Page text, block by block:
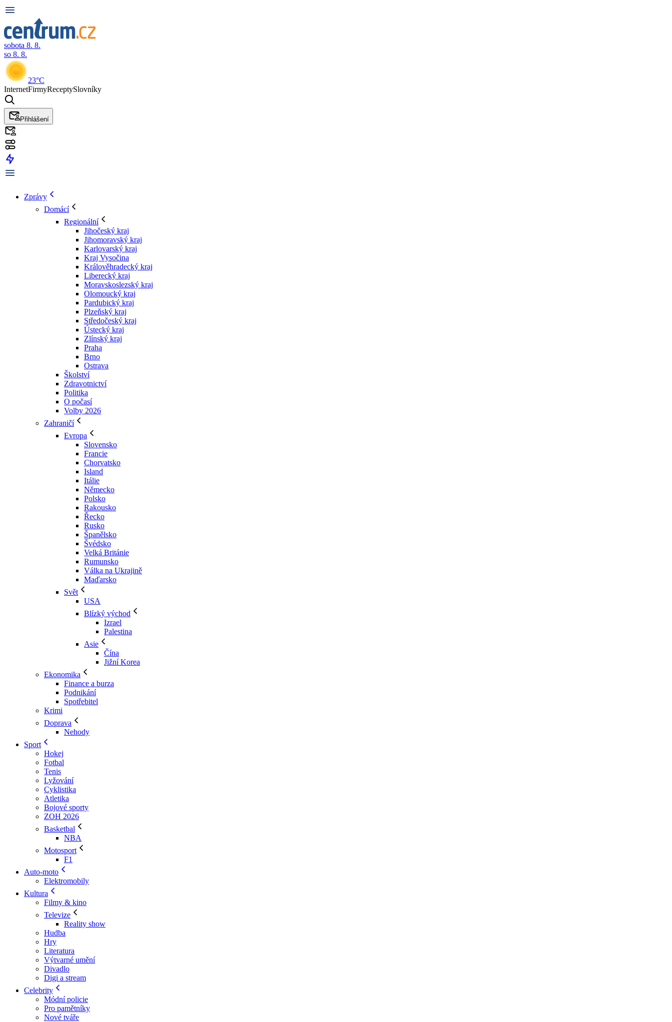
sobota 8. 8.
so 8. 8.
23°C
InternetFirmyReceptySlovníky
Přihlášení
Zprávy
Domácí
Regionální
Jihočeský kraj
Jihomoravský kraj
Karlovarský kraj
Kraj Vysočina
Králověhradecký kraj
Liberecký kraj
Moravskoslezský kraj
Olomoucký kraj
Pardubický kraj
Plzeňský kraj
Středočeský kraj
Ústecký kraj
Zlínský kraj
Praha
Brno
Ostrava
Školství
Zdravotnictví
Politika
O počasí
Volby 2026
Zahraničí
Evropa
Slovensko
Francie
Chorvatsko
Island
Itálie
Německo
Polsko
Rakousko
Řecko
Rusko
Španělsko
Švédsko
Velká Británie
Rumunsko
Válka na Ukrajině
Maďarsko
Svět
USA
Blízký východ
Izrael
Palestina
Asie
Čína
Jižní Korea
Ekonomika
Finance a burza
Podnikání
Spotřebitel
Krimi
Doprava
Nehody
Sport
Hokej
Fotbal
Tenis
Lyžování
Cyklistika
Atletika
Bojové sporty
ZOH 2026
Basketbal
NBA
Motosport
F1
Auto-moto
Elektromobily
Kultura
Filmy & kino
Televize
Reality show
Hudba
Hry
Literatura
Výtvarné umění
Divadlo
Digi a stream
Celebrity
Módní policie
Pro pamětníky
Nové tváře